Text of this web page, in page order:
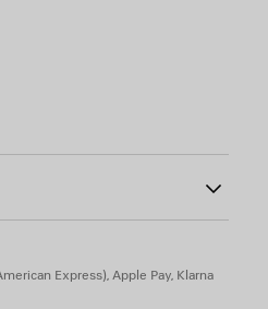
Express), Apple Pay, Klarna